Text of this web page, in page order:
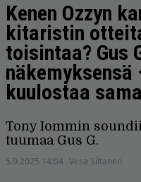
Kenen Ozzyn
kitaristin
toisintaa? Gus
näkemyksensä
kuulostaa
Tony Iommin
tuumaa Gus G.
5.9.2025 14:04 Vesa Siltanen